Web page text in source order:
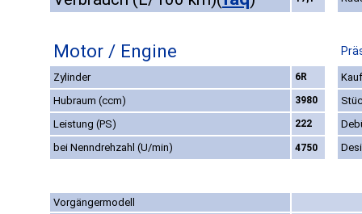
Motor / Engine
Zylinder 6R
Hubraum (ccm)
3980
Leistung (PS)
222
bei Nenndrehzahl (U/min)
4750
Vorgängermodell